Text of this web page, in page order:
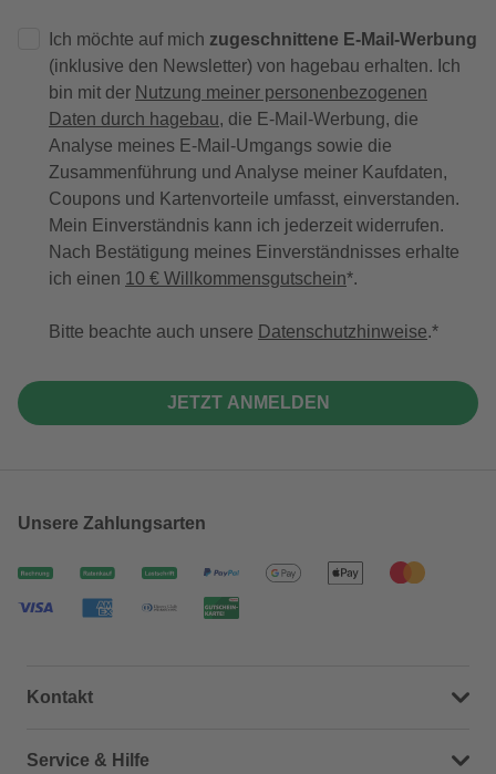
Ich möchte auf mich zugeschnittene E-Mail-Werbung
(inklusive den Newsletter) von hagebau erhalten. Ich
bin mit der Nutzung meiner personenbezogenen
Daten durch hagebau, die E-Mail-Werbung, die
Analyse meines E-Mail-Umgangs sowie die
Zusammenführung und Analyse meiner Kaufdaten,
Coupons und Kartenvorteile umfasst, einverstanden.
Mein Einverständnis kann ich jederzeit widerrufen.
Nach Bestätigung meines Einverständnisses erhalte
ich einen 10 € Willkommensgutschein*.
Bitte beachte auch unsere Datenschutzhinweise.
JETZT ANMELDEN
Unsere Zahlungsarten
Kontakt
Dein Kontakt zu uns
Service & Hilfe